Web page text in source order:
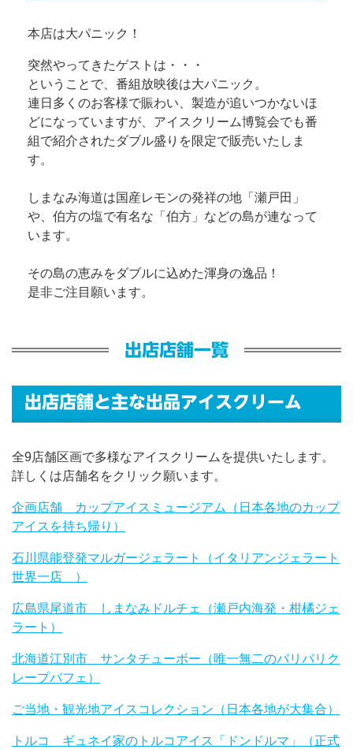
本店は大パニック！
突然やってきたゲストは・・・
ということで、番組放映後は大パニック。
連日多くのお客様で賑わい、製造が追いつかないほ
どになっていますが、アイスクリーム博覧会でも番
組で紹介されたダブル盛りを限定で販売いたしま
す。
しまなみ海道は国産レモンの発祥の地「瀬戸田」
や、伯方の塩で有名な「伯方」などの島が連なって
います。
その島の恵みをダブルに込めた渾身の逸品！
是非ご注目願います。
出店店舗一覧
出店店舗と主な出品アイスクリーム
全9店舗区画で多様なアイスクリームを提供いたします。
詳しくは店舗名をクリック願います。
企画店舗 カップアイスミュージアム（日本各地のカップ
アイスを持ち帰り）
石川県能登発マルガージェラート（イタリアンジェラート
世界一店 ）
広島県尾道市 しまなみドルチェ（瀬戸内海発・柑橘ジェ
ラート）
北海道江別市 サンタチューボー（唯一無二のパリパリク
レープパフェ）
ご当地・観光地アイスコレクション（日本各地が大集合）
トルコ ギュネイ家のトルコアイス「ドンドルマ」（正式